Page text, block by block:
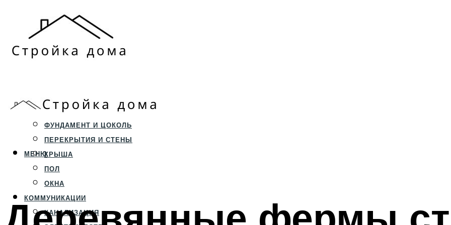
СТРОИТЕЛЬСТВО
ФУНДАМЕНТ И ЦОКОЛЬ
ПЕРЕКРЫТИЯ И СТЕНЫ
КРЫША
ПОЛ
ОКНА
КОММУНИКАЦИИ
КАНАЛИЗАЦИЯ
МЕНЮ